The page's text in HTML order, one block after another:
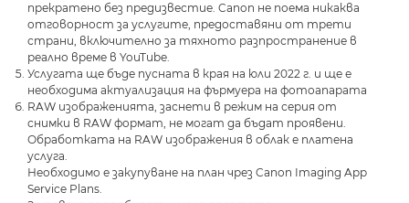
прекратено без предизвестие. Canon не поема никаква
отговорност за услугите, предоставяни от трети
страни, включително за тяхното разпространение в
реално време в YouTube.
Услугата ще бъде пусната в края на юли 2022 г. и ще е
необходима актуализация на фърмуера на фотоапарата
RAW изображенията, заснети в режим на серия от
снимки в RAW формат, не могат да бъдат проявени.
Обработката на RAW изображения в облак е платена
услуга.
Необходимо е закупуване на план чрез Canon Imaging App
Service Plans.